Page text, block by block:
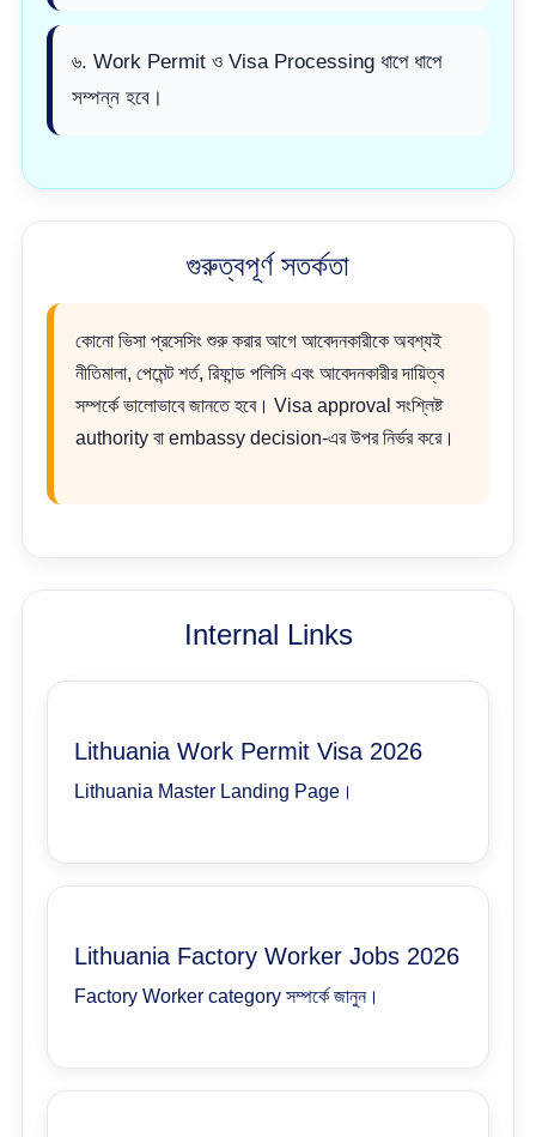
৬. Work Permit ও Visa Processing ধাপে ধাপে
সম্পন্ন হবে।
গুরুত্বপূর্ণ সতর্কতা
কোনো ভিসা প্রসেসিং শুরু করার আগে আবেদনকারীকে অবশ্যই
নীতিমালা, পেমেন্ট শর্ত, রিফান্ড পলিসি এবং আবেদনকারীর দায়িত্ব
সম্পর্কে ভালোভাবে জানতে হবে। Visa approval সংশ্লিষ্ট
authority বা embassy decision-এর উপর নির্ভর করে।
Internal Links
Lithuania Work Permit Visa 2026
Lithuania Master Landing Page।
Lithuania Factory Worker Jobs 2026
Factory Worker category সম্পর্কে জানুন।